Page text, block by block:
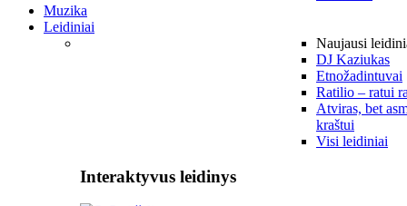
Muzika
Leidiniai
Naujausi
DJ Kaziukas
Etnožadintuvai
Ratilio – ratui
Atviras, bet
kraštui
Visi leidiniai
Interaktyvus leidinys